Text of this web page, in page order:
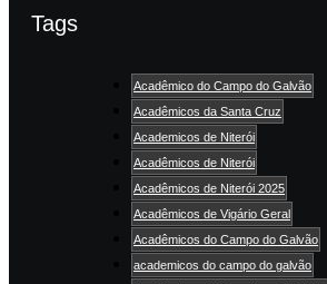
Tags
Acadêmico do Campo do Galvão
Acadêmicos da Santa Cruz
Academicos de Niterói
Acadêmicos de Niterói
Acadêmicos de Niterói 2025
Acadêmicos de Vigário Geral
Acadêmicos do Campo do Galvão
academicos do campo do galvão